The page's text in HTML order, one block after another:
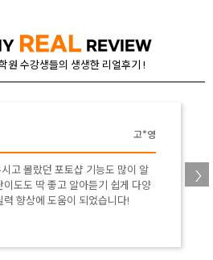
REAL REVIEW
원 수강생들의 생생한 리얼후기 !
고*영
몰랐던 포토샵 기능도 많이 알
한 수업으로 포토샵 실력 향상에 도움이 되었습니다!